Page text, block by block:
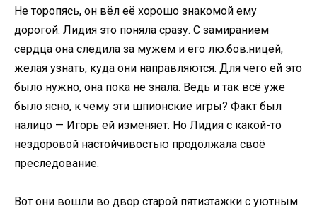
Не торопясь, он вёл её хорошо знакомой ему
дорогой. Лидия это поняла сразу. С замиранием
сердца она следила за мужем и его лю.бов.ницей,
желая узнать, куда они направляются. Для чего ей это
было нужно, она пока не знала. Ведь и так всё уже
было ясно, к чему эти шпионские игры? Факт был
налицо — Игорь ей изменяет. Но Лидия с какой-то
нездоровой настойчивостью продолжала своё
преследование.
Вот они вошли во двор старой пятиэтажки с уютным